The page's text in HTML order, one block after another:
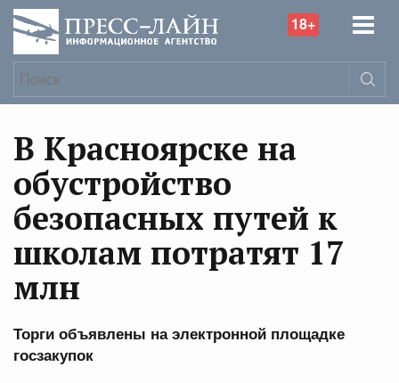
18+
В Красноярске на
обустройство
безопасных путей к
школам потратят 17
млн
Торги объявлены на электронной площадке
госзакупок